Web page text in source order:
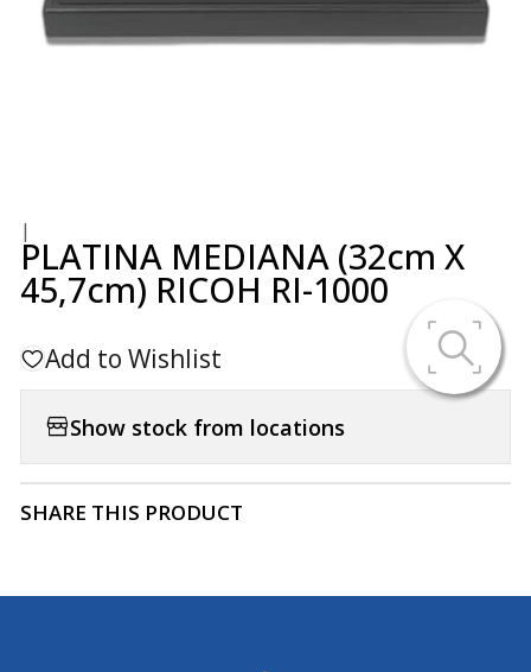
|
PLATINA MEDIANA (32cm X
45,7cm) RICOH RI-1000
Add to Wishlist
Show stock from locations
SHARE THIS PRODUCT